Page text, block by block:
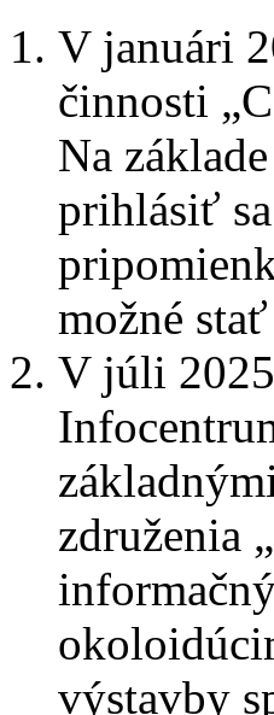
V januári
činnosti
Na
prihlásiť
možné
V júli
združenia
výstavby